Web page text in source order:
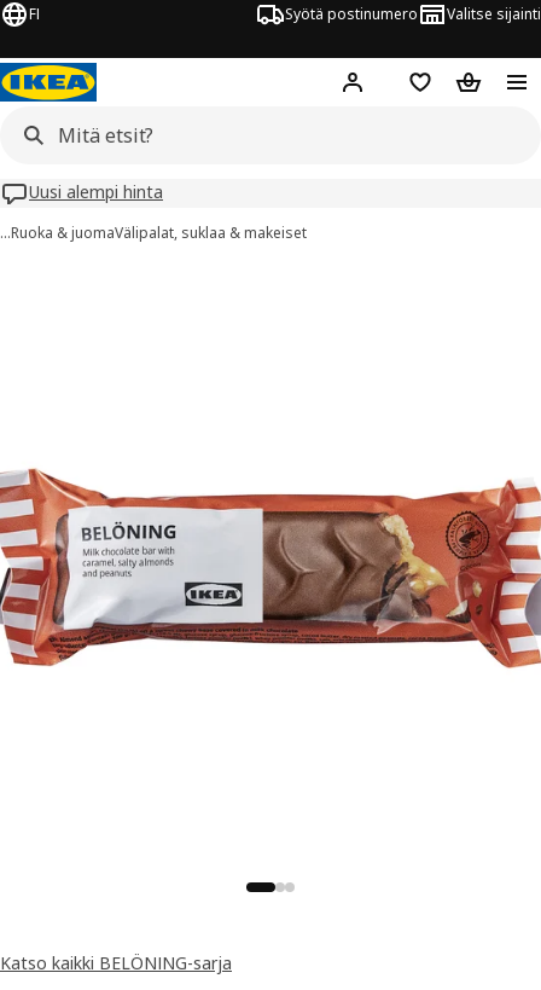
FI Syötä postinumero Valitse sijainti
Hej! Kirjaudu sisään
Suosikit
Uusi alempi hinta
…Ruoka & juomaVälipalat, suklaa & makeiset
Katso kaikki BELÖNING-sarja